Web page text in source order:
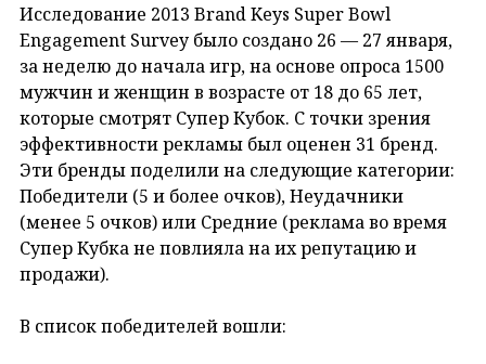
Исследование 2013 Brand Keys Super Bowl
Engagement Survey было создано 26 — 27 января,
за неделю до начала игр, на основе опроса 1500
мужчин и женщин в возрасте от 18 до 65 лет,
которые смотрят Супер Кубок. С точки зрения
эффективности рекламы был оценен 31 бренд.
Эти бренды поделили на следующие категории:
Победители (5 и более очков), Неудачники
(менее 5 очков) или Средние (реклама во время
Супер Кубка не повлияла на их репутацию и
продажи).
В список победителей вошли: